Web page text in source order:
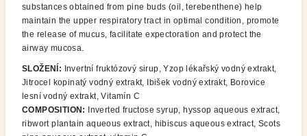
substances obtained from pine buds (oil, terebenthene) help
maintain the upper respiratory tract in optimal condition, promote
the release of mucus, facilitate expectoration and protect the
airway mucosa.
SLOŽENÍ: Invertní fruktózový sirup, Yzop lékařský vodný extrakt,
Jitrocel kopinatý vodný extrakt, Ibišek vodný extrakt, Borovice
lesní vodný extrakt, Vitamín C
COMPOSITION:
Inverted fructose syrup, hyssop aqueous extract,
ribwort plantain aqueous extract, hibiscus aqueous extract, Scots